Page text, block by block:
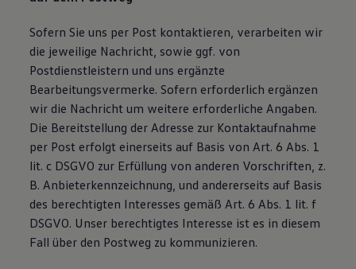
Sofern Sie uns per Post kontaktieren, verarbeiten wir
die jeweilige Nachricht, sowie ggf. von
Postdienstleistern und uns ergänzte
Bearbeitungsvermerke. Sofern erforderlich ergänzen
wir die Nachricht um weitere erforderliche Angaben.
Die Bereitstellung der Adresse zur Kontaktaufnahme
per Post erfolgt einerseits auf Basis von Art. 6 Abs. 1
lit. c DSGVO zur Erfüllung von anderen Vorschriften, z.
B. Anbieterkennzeichnung, und andererseits auf Basis
des berechtigten Interesses gemäß Art. 6 Abs. 1 lit. f
DSGVO. Unser berechtigtes Interesse ist es in diesem
Fall über den Postweg zu kommunizieren.